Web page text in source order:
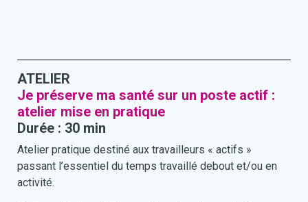
ATELIER
Je préserve ma santé sur un poste actif :
atelier mise en pratique
Durée : 30 min
Atelier pratique destiné aux travailleurs « actifs »
passant l’essentiel du temps travaillé debout et/ou en
activité.